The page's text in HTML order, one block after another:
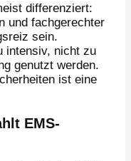
differenziert:
und fachgerechter
sein.
intensiv, nicht zu
genutzt werden.
ist eine
EMS-